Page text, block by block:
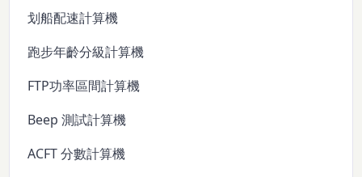
划船配速計算機
跑步年齡分級計算機
FTP功率區間計算機
Beep 測試計算機
ACFT 分數計算機